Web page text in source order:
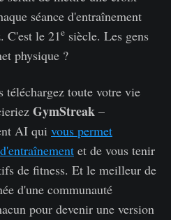
séance d'entraînement
C'est le 21e siècle. Les gens
physique ?
toute votre vie
GymStreak –
AI qui vous permet
et de vous tenir
de fitness. Et le meilleur de
d'une communauté
pour devenir une version